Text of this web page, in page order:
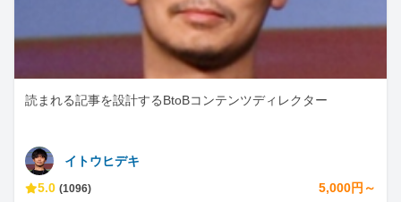
読まれる記事を設計するBtoBコンテンツディレクター
イトウヒデキ
5.0 (1096) 5,000円～